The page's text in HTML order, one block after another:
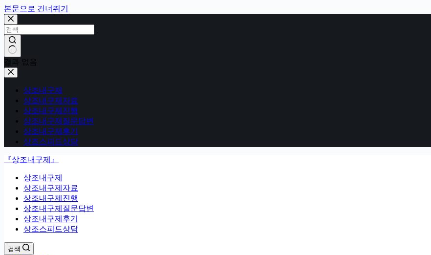
본문으로 건너뛰기
결과 없음
상조내구제
상조내구제자료
상조내구제진행
상조내구제질문답변
상조내구제후기
상조스피드상담
『상조내구제』
상조내구제
상조내구제자료
상조내구제진행
상조내구제질문답변
상조내구제후기
상조스피드상담
검색